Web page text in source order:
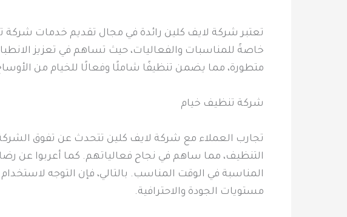
تعتبر شركة لايف كلين رائدة في مجال تقديم خدمات شركة
خاصةً للمناسبات والفعاليات، حيث تساهم في تعزيز
متطورة، مما يضمن تنظيفًا شاملًا وفعالًا للخيام من الأوساخ
شركة تنظيف خيام
تجارب العملاء مع شركة لايف كلين تتحدث عن تفوق الشركة
التنظيف، مما ساهم في نجاح فعالياتهم. كما أعربوا عن
المناسبة في الوقت المناسب. بالتالي، فإن التوجه
مستويات الجودة والاحترافية.